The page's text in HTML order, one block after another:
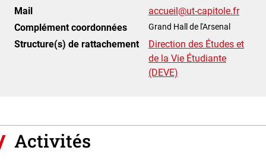
Mail
accueil@ut-capitole.fr
Complément coordonnées
Grand Hall de l'Arsenal
Structure(s) de rattachement
Direction des Études et
de la Vie Étudiante
(DEVE)
Activités